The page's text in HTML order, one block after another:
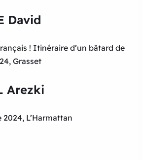
David
! Itinéraire d’un bâtard de
Grasset
Arezki
L’Harmattan